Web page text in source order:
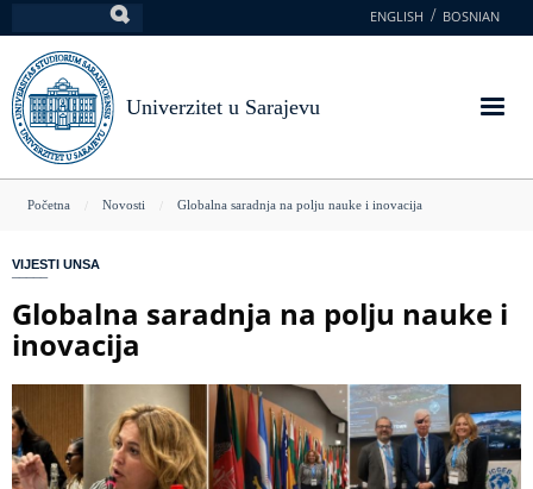
na
glavni
sadržaj
ENGLISH BOSNIAN
Univerzitet u Sarajevu
You
here
Početna Novosti Globalna saradnja na polju nauke i inovacija
VIJESTI UNSA
Globalna saradnja na polju nauke i
inovacija